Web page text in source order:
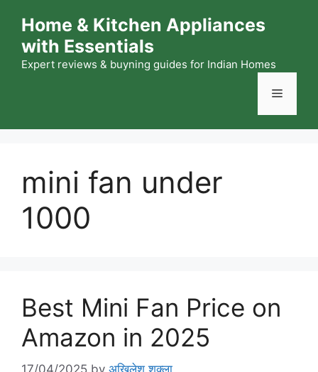
content
Home & Kitchen Appliances
with Essentials
Expert reviews & buyning guides for Indian Homes
Menu
mini fan under
1000
Best Mini Fan Price on
Amazon in 2025
17/04/2025 by अखिलेश शुक्ला